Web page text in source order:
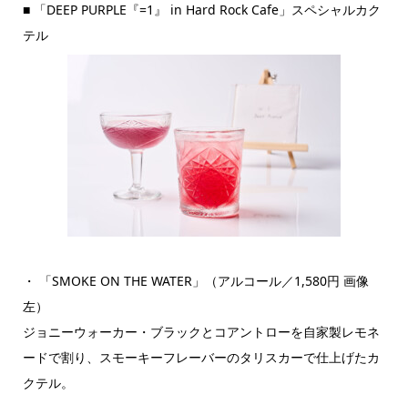
■ 「DEEP PURPLE『=1』 in Hard Rock Cafe」スペシャルカク
テル
・ 「SMOKE ON THE WATER」（アルコール／1,580円 画像
左）
ジョニーウォーカー・ブラックとコアントローを自家製レモネ
ードで割り、スモーキーフレーバーのタリスカーで仕上げたカ
クテル。